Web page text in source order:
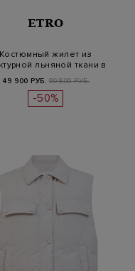
ETRO
Костюмный жилет из
льняной ткани в
клетку
49 900 РУБ. 99 800 РУБ.
-50%